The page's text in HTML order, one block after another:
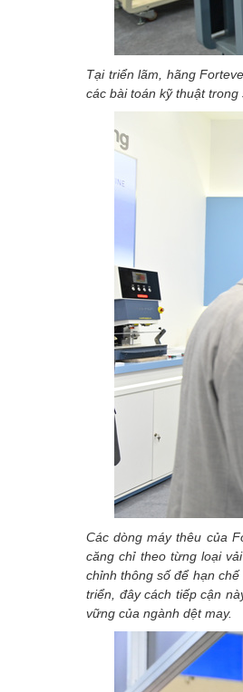
Tại triển lãm, hãng
các bài toán kỹ thuật
Các dòng máy thêu của
căng chỉ theo từng loại
chỉnh thông số để hạn
triển, đây cách tiếp cận
vững của ngành dệt may.